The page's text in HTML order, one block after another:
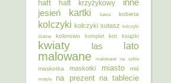
haft haft krzyżykowy inne
jesień kartki kawa kobieta
kolczyki kolczyki sutasz kolczyki
ślubne
kolorowo komplet kot książki
kwiaty las lato
malowane malowane na szkle
maskotka maskotki miasto miś
motyle na prezent na tablecie